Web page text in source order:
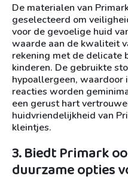
De materialen van
geselecteerd om
voor de gevoelige huid
waarde aan de kwaliteit
rekening met de delicate
kinderen. De gebruikte
hypoallergeen,
reacties worden
een gerust hart
huidvriendelijkheid van
kleintjes.
3. Biedt Primark
duurzame opties